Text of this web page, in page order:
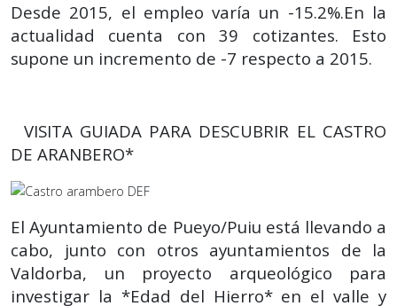
Desde 2015, el empleo varía un -15.2%.En la
actualidad cuenta con 39 cotizantes. Esto
supone un incremento de -7 respecto a 2015.
VISITA GUIADA PARA DESCUBRIR EL CASTRO
DE ARANBERO*
El Ayuntamiento de Pueyo/Puiu está llevando a
cabo, junto con otros ayuntamientos de la
Valdorba, un proyecto arqueológico para
investigar la *Edad del Hierro* en el valle y